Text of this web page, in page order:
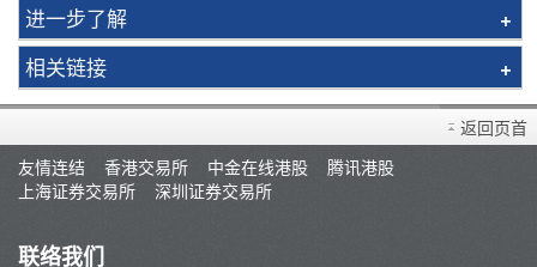
进一步了解
环球期货买卖简介
环球期货期权简介
英国金属远期合约
新交所富时A50 指数期货
相关链接
外国期货手册
市况评论
常见问题
存款/提款/账户转账
返回页首
友情连结
香港交易所 中金在线港股
腾讯港股
上海证券交易所
深圳证券交易所
联络我们